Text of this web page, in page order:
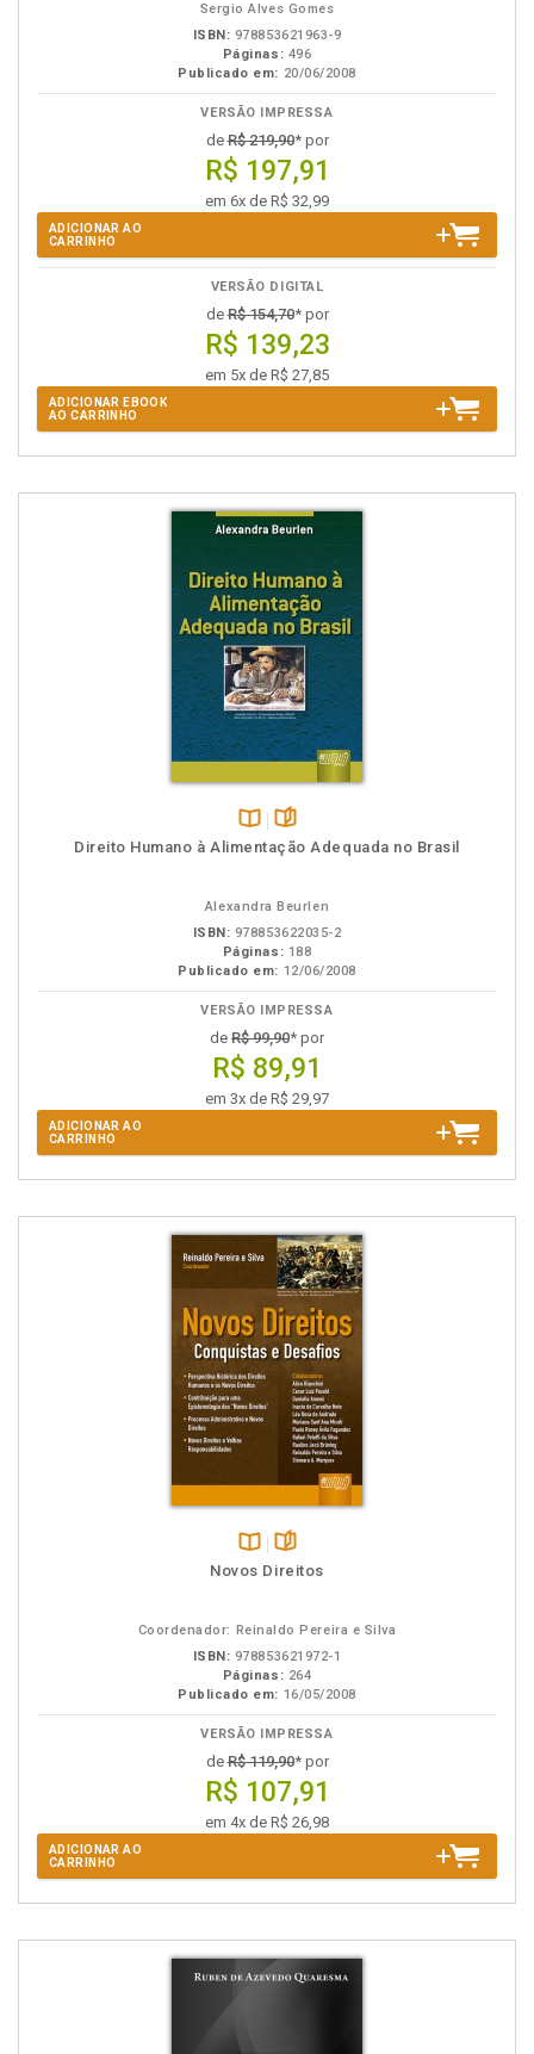
Sergio Alves Gomes
ISBN: 978853621963-9
Páginas: 496
Publicado em: 20/06/2008
VERSÃO IMPRESSA
deR$ 219,90* por
R$ 197,91
em 6x de R$ 32,99
ADICIONAR AO
CARRINHO
VERSÃO DIGITAL
deR$ 154,70* por
R$ 139,23
em 5x de R$ 27,85
ADICIONAR EBOOK
AO CARRINHO
Disponível
páginas
Direito Humano à Alimentação Adequada no Brasil
Alexandra Beurlen
ISBN: 978853622035-2
Páginas: 188
Publicado em: 12/06/2008
VERSÃO IMPRESSA
de R$ 99,90* por
R$ 89,91
em 3x de R$ 29,97
ADICIONAR AO
CARRINHO
Disponível
páginas
Novos Direitos
Coordenador: Reinaldo Pereira e Silva
ISBN: 978853621972-1
Páginas: 264
Publicado em: 16/05/2008
VERSÃO IMPRESSA
deR$ 119,90* por
R$ 107,91
em 4x de R$ 26,98
ADICIONAR AO
CARRINHO